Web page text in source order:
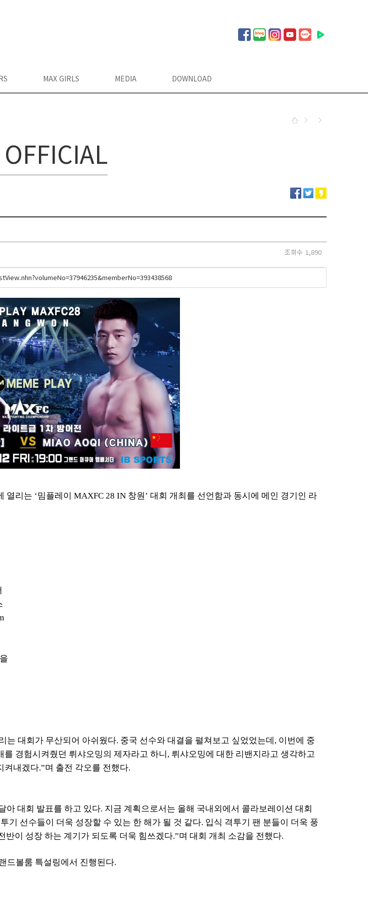
MAX GIRLS MEDIA DOWNLOAD
조회수 1,890
8
열리는 ‘밈플레이 MAXFC 28 IN 창원’ 대회 개최를 선언함과 동시에 메인 경기인 라
을
는 대회가 무산되어 아쉬웠다. 중국 선수와 대결을 펼쳐보고 싶었었는데 , 이번에 중
를 경험시켜줬던 뤼샤오밍의 제자라고 하니 , 뤼샤오밍에 대한 리밴지라고 생각하고
켜내겠다.”며 출전 각오를 전했다.
아 대회 발표를 하고 있다. 지금 계획으로서는 올해 국내외에서 콜라보레이션 대회
기 선수들이 더욱 성장할 수 있는 한 해가 될 것 같다. 입식 격투기 팬 분들이 더욱 풍
반이 성장 하는 계기가 되도록 더욱 힘쓰겠다.”며 대회 개최 소감을 전했다.
드볼룸 특설링에서 진행된다.